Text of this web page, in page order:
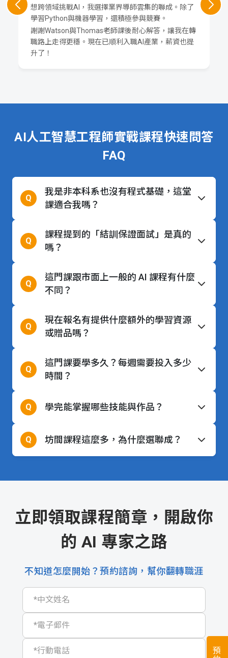
課綱
Python程式開發AI工作流
7 Python程式解決方案設計
學習成果：資訊系統設計專題
想跨領域挑戰AI，我選擇業界導師雲集的聯成。除了
學習Python與機器學習，還積極參與競賽。
謝謝Watson與Thomas老師課後耐心解答，讓我在轉
職路上走得更穩。現在已順利入職AI產業，薪資也提
升了！
AI人工智慧工程師實戰課程快速問答
FAQ
Q
我是非本科系也沒有程式基礎，這堂
課適合我嗎？
Q
課程提到的「結訓保證面試」是真的
嗎？
Q
這門課跟市面上一般的 AI 課程有什麼
不同？
Q
現在報名有提供什麼額外的學習資源
或贈品嗎？
Q
這門課要學多久？每週需要投入多少
時間？
Q 學完能掌握哪些技能與作品？
Q 坊間課程這麼多，為什麼選聯成？
立即領取課程簡章，開啟你
的 AI 專家之路
不知道怎麼開始？預約諮詢，幫你翻轉職涯